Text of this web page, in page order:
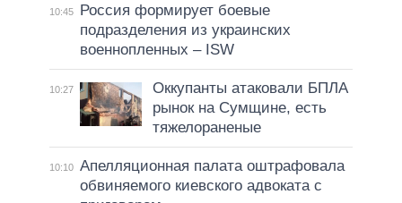
10:45
Россия формирует боевые
подразделения из украинских
военнопленных – ISW
10:27
Оккупанты атаковали БПЛА
рынок на Сумщине, есть
тяжелораненые
10:10 Апелляционная палата оштрафовала
обвиняемого киевского адвоката с